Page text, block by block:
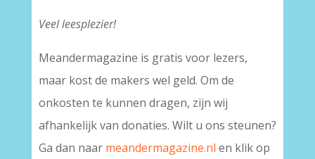
Veel leesplezier!
Meandermagazine is gratis voor lezers,
maar kost de makers wel geld. Om de
onkosten te kunnen dragen, zijn wij
afhankelijk van donaties. Wilt u ons steunen?
Ga dan naar meandermagazine.nl en klik op